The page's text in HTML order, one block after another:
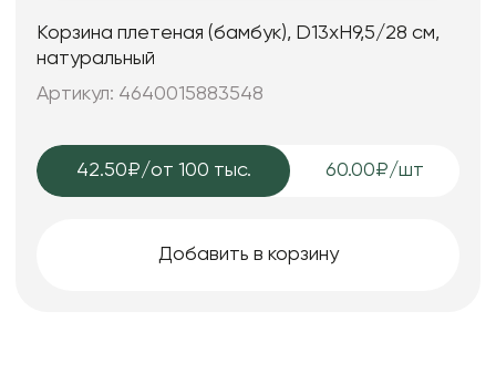
Корзина плетеная (бамбук), D13xH9,5/28 см,
натуральный
Артикул: 4640015883548
42.50₽/от 100 тыс. 60.00₽/шт
Добавить в корзину